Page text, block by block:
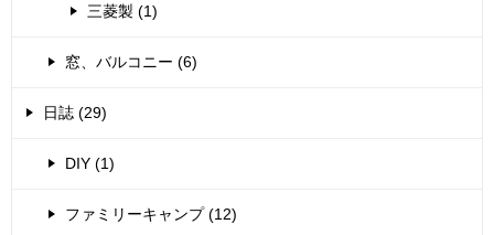
三菱製 (1)
窓、バルコニー (6)
日誌 (29)
DIY (1)
ファミリーキャンプ (12)